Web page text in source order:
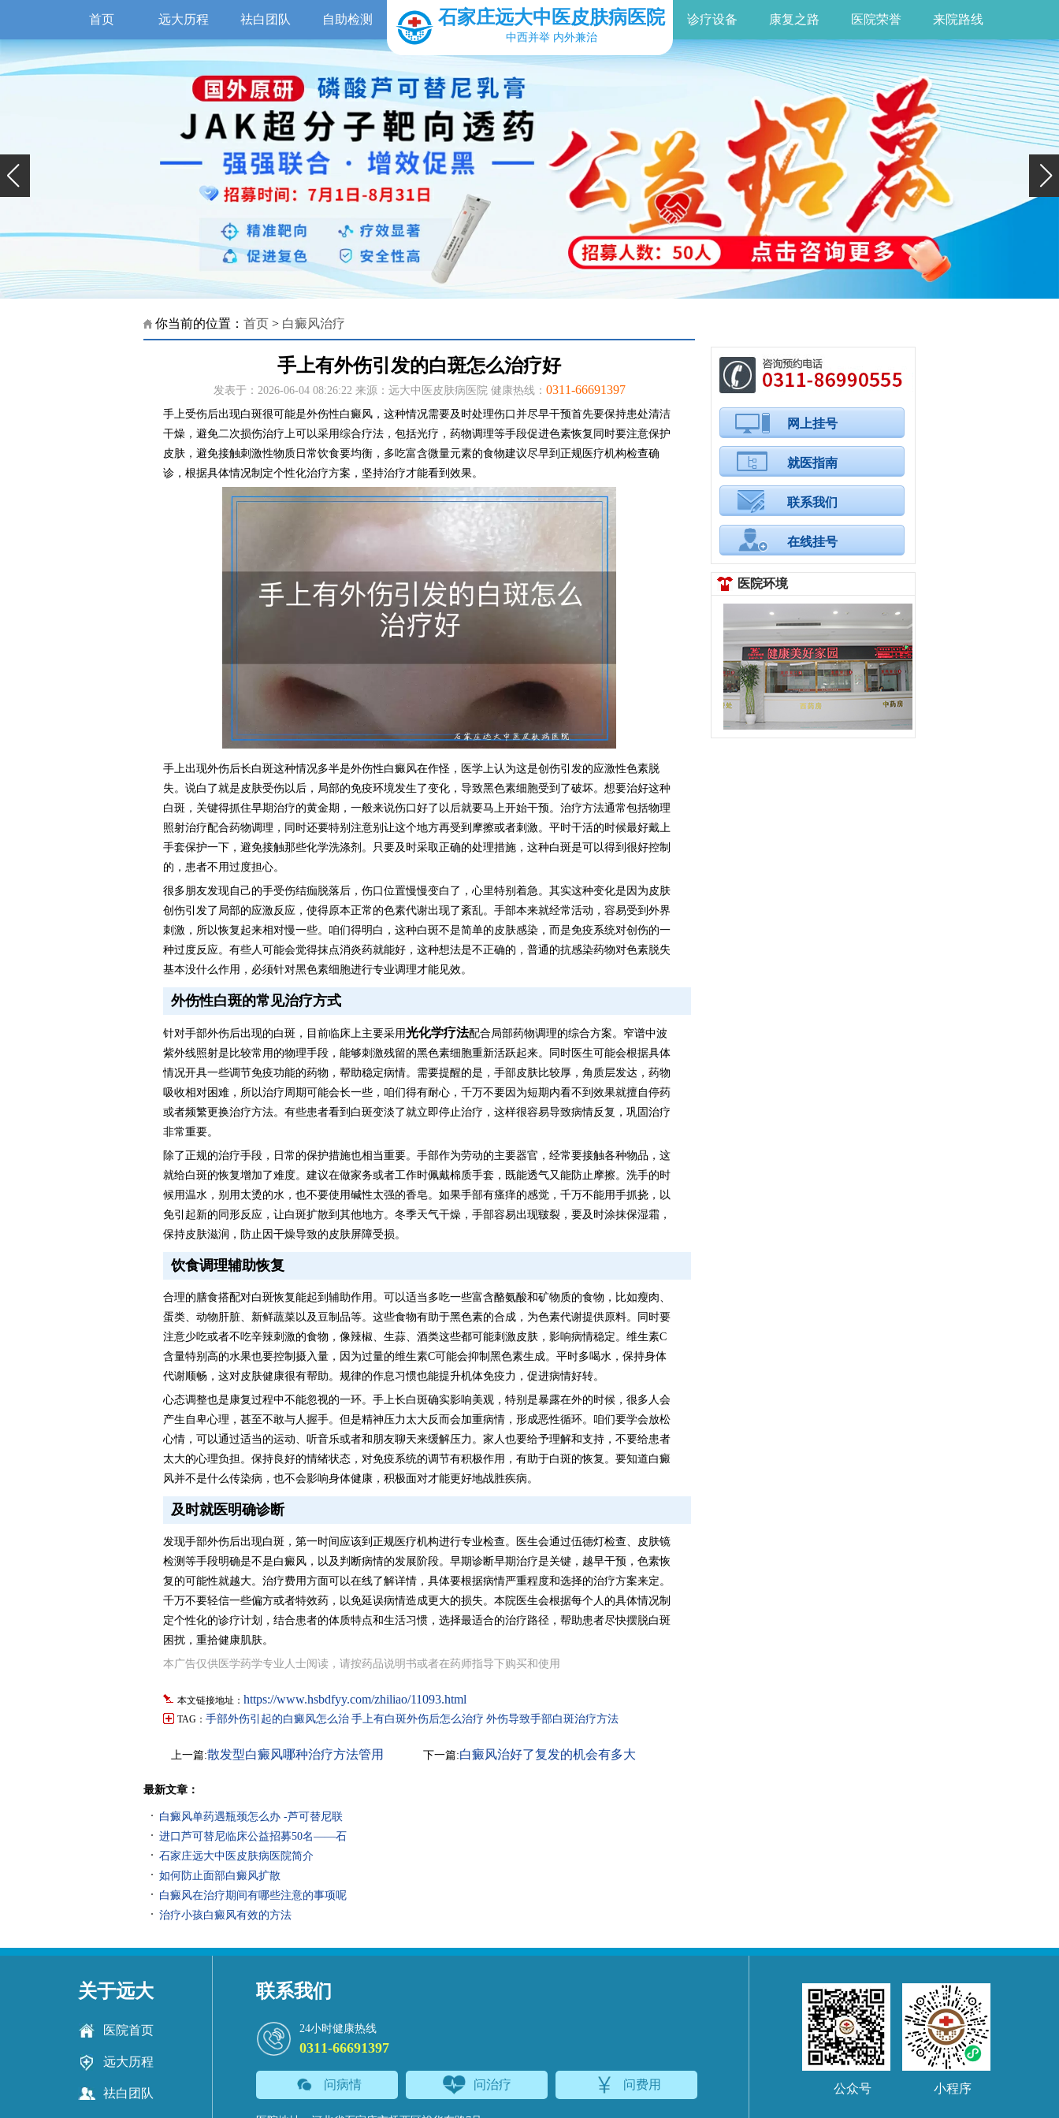
首页 远大历程 祛白团队 自助检测 石家庄远大中医皮肤病医院
中西并举 内外兼治
诊疗设备 康复之路 医院荣誉 来院路线
你当前的位置： 首页 > 白癜风治疗
手上有外伤引发的白斑怎么治疗好
发表于：2026-06-04 08:26:22 来源：远大中医皮肤病医院 健康热线： 0311-66691397
手上受伤后出现白斑很可能是外伤性白癜风，这种情况需要及时处理伤口并尽早干预首先要保持患处清洁
干燥，避免二次损伤治疗上可以采用综合疗法，包括光疗，药物调理等手段促进色素恢复同时要注意保护
皮肤，避免接触刺激性物质日常饮食要均衡，多吃富含微量元素的食物建议尽早到正规医疗机构检查确
诊，根据具体情况制定个性化治疗方案，坚持治疗才能看到效果。
手上出现外伤后长白斑这种情况多半是外伤性白癜风在作怪，医学上认为这是创伤引发的应激性色素脱
失。说白了就是皮肤受伤以后，局部的免疫环境发生了变化，导致黑色素细胞受到了破坏。想要治好这种
白斑，关键得抓住早期治疗的黄金期，一般来说伤口好了以后就要马上开始干预。治疗方法通常包括物理
照射治疗配合药物调理，同时还要特别注意别让这个地方再受到摩擦或者刺激。平时干活的时候最好戴上
手套保护一下，避免接触那些化学洗涤剂。只要及时采取正确的处理措施，这种白斑是可以得到很好控制
的，患者不用过度担心。
很多朋友发现自己的手受伤结痂脱落后，伤口位置慢慢变白了，心里特别着急。其实这种变化是因为皮肤
创伤引发了局部的应激反应，使得原本正常的色素代谢出现了紊乱。手部本来就经常活动，容易受到外界
刺激，所以恢复起来相对慢一些。咱们得明白，这种白斑不是简单的皮肤感染，而是免疫系统对创伤的一
种过度反应。有些人可能会觉得抹点消炎药就能好，这种想法是不正确的，普通的抗感染药物对色素脱失
基本没什么作用，必须针对黑色素细胞进行专业调理才能见效。
外伤性白斑的常见治疗方式
针对手部外伤后出现的白斑，目前临床上主要采用光化学疗法配合局部药物调理的综合方案。窄谱中波
紫外线照射是比较常用的物理手段，能够刺激残留的黑色素细胞重新活跃起来。同时医生可能会根据具体
情况开具一些调节免疫功能的药物，帮助稳定病情。需要提醒的是，手部皮肤比较厚，角质层发达，药物
吸收相对困难，所以治疗周期可能会长一些，咱们得有耐心，千万不要因为短期内看不到效果就擅自停药
或者频繁更换治疗方法。有些患者看到白斑变淡了就立即停止治疗，这样很容易导致病情反复，巩固治疗
非常重要。
除了正规的治疗手段，日常的保护措施也相当重要。手部作为劳动的主要器官，经常要接触各种物品，这
就给白斑的恢复增加了难度。建议在做家务或者工作时佩戴棉质手套，既能透气又能防止摩擦。洗手的时
候用温水，别用太烫的水，也不要使用碱性太强的香皂。如果手部有瘙痒的感觉，千万不能用手抓挠，以
免引起新的同形反应，让白斑扩散到其他地方。冬季天气干燥，手部容易出现皲裂，要及时涂抹保湿霜，
保持皮肤滋润，防止因干燥导致的皮肤屏障受损。
饮食调理辅助恢复
合理的膳食搭配对白斑恢复能起到辅助作用。可以适当多吃一些富含酪氨酸和矿物质的食物，比如瘦肉、
蛋类、动物肝脏、新鲜蔬菜以及豆制品等。这些食物有助于黑色素的合成，为色素代谢提供原料。同时要
注意少吃或者不吃辛辣刺激的食物，像辣椒、生蒜、酒类这些都可能刺激皮肤，影响病情稳定。维生素C
含量特别高的水果也要控制摄入量，因为过量的维生素C可能会抑制黑色素生成。平时多喝水，保持身体
代谢顺畅，这对皮肤健康很有帮助。规律的作息习惯也能提升机体免疫力，促进病情好转。
心态调整也是康复过程中不能忽视的一环。手上长白斑确实影响美观，特别是暴露在外的时候，很多人会
产生自卑心理，甚至不敢与人握手。但是精神压力太大反而会加重病情，形成恶性循环。咱们要学会放松
心情，可以通过适当的运动、听音乐或者和朋友聊天来缓解压力。家人也要给予理解和支持，不要给患者
太大的心理负担。保持良好的情绪状态，对免疫系统的调节有积极作用，有助于白斑的恢复。要知道白癜
风并不是什么传染病，也不会影响身体健康，积极面对才能更好地战胜疾病。
及时就医明确诊断
发现手部外伤后出现白斑，第一时间应该到正规医疗机构进行专业检查。医生会通过伍德灯检查、皮肤镜
检测等手段明确是不是白癜风，以及判断病情的发展阶段。早期诊断早期治疗是关键，越早干预，色素恢
复的可能性就越大。治疗费用方面可以在线了解详情，具体要根据病情严重程度和选择的治疗方案来定。
千万不要轻信一些偏方或者特效药，以免延误病情造成更大的损失。本院医生会根据每个人的具体情况制
定个性化的诊疗计划，结合患者的体质特点和生活习惯，选择最适合的治疗路径，帮助患者尽快摆脱白斑
困扰，重拾健康肌肤。
本广告仅供医学药学专业人士阅读，请按药品说明书或者在药师指导下购买和使用
本文链接地址： https://www.hsbdfyy.com/zhiliao/11093.html
TAG： 手部外伤引起的白癜风怎么治 手上有白斑外伤后怎么治疗 外伤导致手部白斑治疗方法
上一篇:散发型白癜风哪种治疗方法管用 下一篇:白癜风治好了复发的机会有多大
最新文章：
白癜风单药遇瓶颈怎么办 -芦可替尼联
进口芦可替尼临床公益招募50名——石
石家庄远大中医皮肤病医院简介
如何防止面部白癜风扩散
白癜风在治疗期间有哪些注意的事项呢
治疗小孩白癜风有效的方法
网上挂号
就医指南
联系我们
在线挂号
医院环境
关于远大
医院首页
远大历程
祛白团队
联系我们
24小时健康热线
0311-66691397
问病情 问治疗 问费用 公众号 小程序